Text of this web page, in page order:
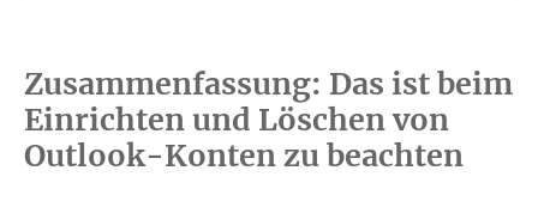
Zusammenfassung: Das ist beim
Einrichten und Löschen von
Outlook-Konten zu beachten